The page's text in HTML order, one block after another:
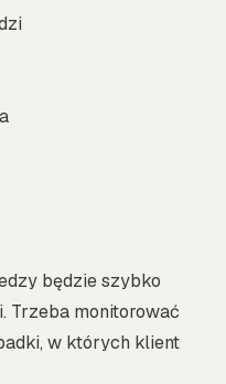
będzie szybko
Trzeba monitorować
w których klient